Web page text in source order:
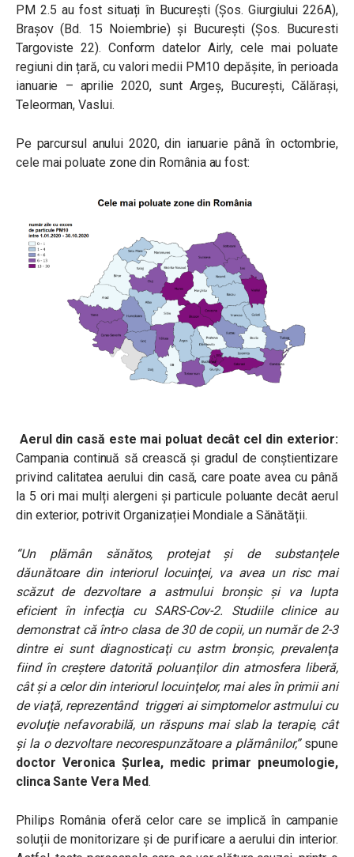
PM 2.5 au fost situați în București (Șos. Giurgiului 226A),
Brașov (Bd. 15 Noiembrie) și București (Șos. Bucuresti
Targoviste 22). Conform datelor Airly, cele mai poluate
regiuni din țară, cu valori medii PM10 depășite, în perioada
ianuarie – aprilie 2020, sunt Argeș, București, Călărași,
Teleorman, Vaslui.
Pe parcursul anului 2020, din ianuarie până în octombrie,
cele mai poluate zone din România au fost:
Aerul din casă este mai poluat decât cel din exterior:
Campania continuă să crească și gradul de conștientizare
privind calitatea aerului din casă, care poate avea cu până
la 5 ori mai mulți alergeni și particule poluante decât aerul
din exterior, potrivit Organizației Mondiale a Sănătății.
“Un plămân sănătos, protejat şi de substanţele
dăunătoare din interiorul locuinţei, va avea un risc mai
scăzut de dezvoltare a astmului bronşic şi va lupta
eficient în infecţia cu SARS-Cov-2. Studiile clinice au
demonstrat că într-o clasa de 30 de copii, un număr de 2-3
dintre ei sunt diagnosticaţi cu astm bronşic, prevalenţa
fiind în creştere datorită poluanţilor din atmosfera liberă,
cât şi a celor din interiorul locuinţelor, mai ales în primii ani
de viaţă, reprezentând triggeri ai simptomelor astmului cu
evoluţie nefavorabilă, un răspuns mai slab la terapie, cât
şi la o dezvoltare necorespunzătoare a plămânilor,” spune
doctor Veronica Şurlea, medic primar pneumologie,
clinca Sante Vera Med.
Philips România oferă celor care se implică în campanie
soluții de monitorizare și de purificare a aerului din interior.